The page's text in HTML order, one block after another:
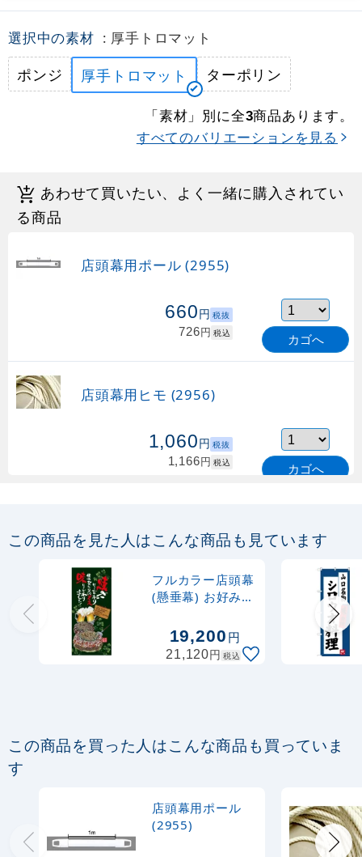
選択中の素材 : 厚手トロマット
ポンジ 厚手トロマット ターポリン
「素材」別に全3商品あります。
すべてのバリエーションを見る
あわせて買いたい、よく一緒に購入されてい
る商品
店頭幕用ポール (2955)
660円 税抜
726円 税込 カゴへ
店頭幕用ヒモ (2956)
1,060円 税抜
1,166円 税込 カゴへ
1,000円 税抜
1,100 円 税込 カゴへ
この商品を見た人はこんな商品も見ています
フルカラー店頭幕
(懸垂幕) お好み焼
にこだわり相性ぴ
ったりのソー
ス・・) 素材:ター
19,200円
21,120円 税込
この商品を買った人はこんな商品も買っていま
す
店頭幕用ポール
(2955)